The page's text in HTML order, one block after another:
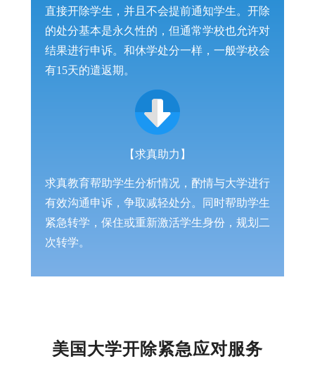
直接开除学生，并且不会提前通知学生。开除
的处分基本是永久性的，但通常学校也允许对
结果进行申诉。和休学处分一样，一般学校会
有15天的遣返期。
【求真助力】
求真教育帮助学生分析情况，酌情与大学进行
有效沟通申诉，争取减轻处分。同时帮助学生
紧急转学，保住或重新激活学生身份，规划二
次转学。
美国大学开除紧急应对服务